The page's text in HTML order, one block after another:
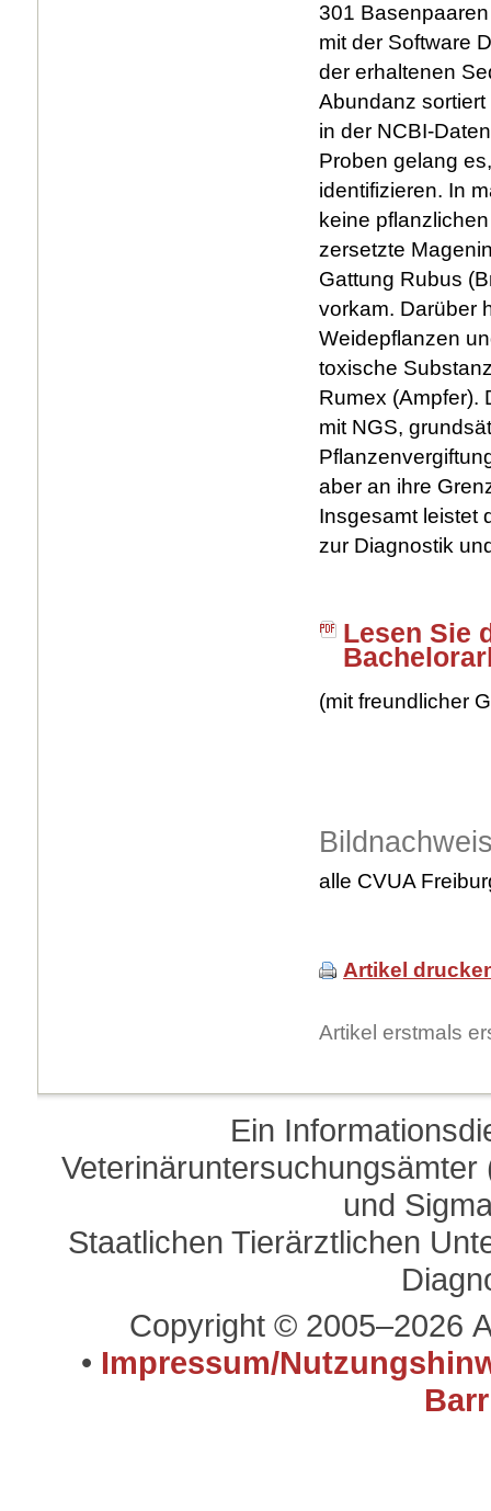
301
mit der Software
der erhaltenen
Abundanz
in der NCBI-
Proben gelang
identifizieren. In
keine
zersetzte
Gattung Rubus
vorkam. Darüber
Weidepflanzen
toxische
Rumex (Ampfer).
mit NGS,
aber an ihre
Insgesamt leistet
zur Diagnostik
Lesen Sie
(mit freundlicher
alle CVUA
Artikel
Artikel erstmals
Ein
und
Staatlichen Tierärztlichen
Copyright © 2005–2026
• Impressum/